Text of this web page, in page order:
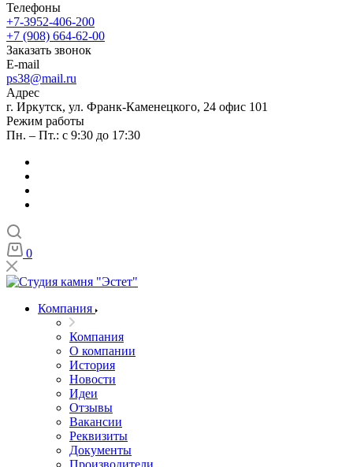
Телефоны
+7-3952-406-200
+7 (908) 664-62-00
Заказать звонок
E-mail
ps38@mail.ru
Адрес
г. Иркутск, ул. Франк-Каменецкого, 24 офис 101
Режим работы
Пн. – Пт.: с 9:30 до 17:30
0
Компания
Компания
О компании
История
Новости
Идеи
Отзывы
Вакансии
Реквизиты
Документы
Производители